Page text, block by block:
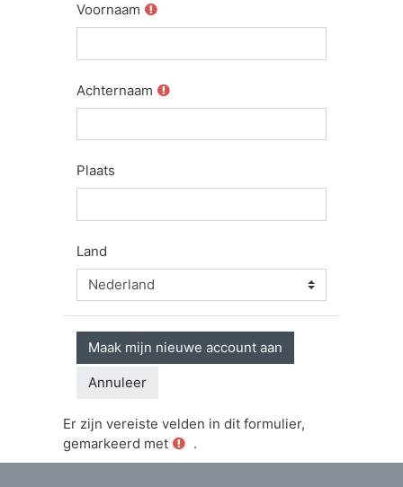
Voornaam
Achternaam
Plaats
Land
Er zijn vereiste velden in dit formulier,
gemarkeerd met
.